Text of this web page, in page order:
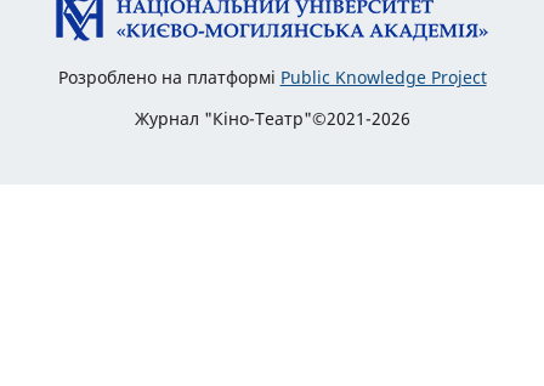
Розроблено на платформі Public Knowledge Project
Журнал "Кіно-Театр"©2021-2026